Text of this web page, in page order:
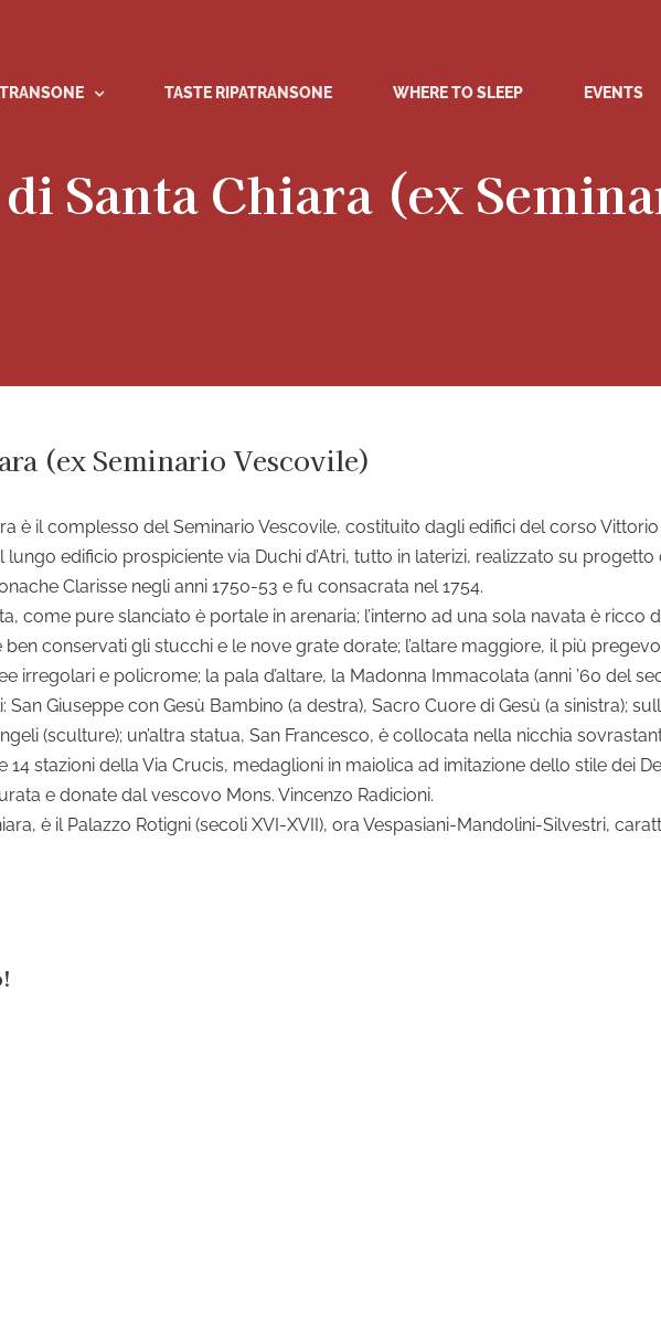
TASTE RIPATRANSONE WHERE TO SLEEP EVENTS
Santa Chiara (ex
(ex Seminario Vescovile)
è il complesso del Seminario Vescovile, costituito dagli edifici del corso
lungo edificio prospiciente via Duchi d’Atri, tutto in laterizi, realizzato su progetto
Clarisse negli anni 1750-53 e fu consacrata nel 1754.
come pure slanciato è portale in arenaria; l’interno ad una sola navata è ricco
conservati gli stucchi e le nove grate dorate; l’altare maggiore, il più
irregolari e policrome; la pala d’altare, la Madonna Immacolata (anni ’60 del
Giuseppe con Gesù Bambino (a destra), Sacro Cuore di Gesù (a sinistra);
(sculture); un’altra statua, San Francesco, è collocata nella nicchia
14 stazioni della Via Crucis, medaglioni in maiolica ad imitazione dello stile dei
e donate dal vescovo Mons. Vincenzo Radicioni.
è il Palazzo Rotigni (secoli XVI-XVII), ora Vespasiani-Mandolini-Silvestri,